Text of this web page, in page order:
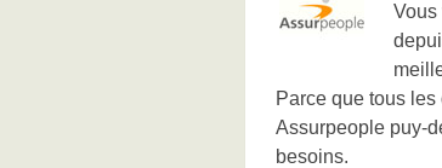
Vous
Parce que tous
Assurpeople puy-
besoins.